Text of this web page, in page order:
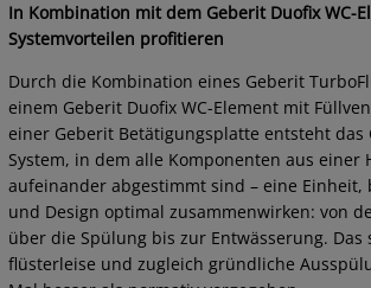
In Kombination mit dem Geberit Duofix WC-
Systemvorteilen profitieren
Durch die Kombination eines Geberit
einem Geberit Duofix WC-Element mit
einer Geberit Betätigungsplatte entsteht das
System, in dem alle Komponenten aus einer
aufeinander abgestimmt sind – eine Einheit,
und Design optimal zusammenwirken: von
über die Spülung bis zur Entwässerung. Das
flüsterleise und zugleich gründliche